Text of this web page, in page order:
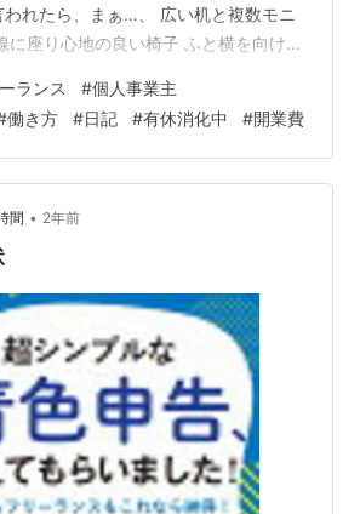
れたら、まぁ…、 広い机と複数モニ
に座り心地の良い椅子 ふと横を向けば
境を持たずに在宅勤務している中高
す。その年齢は在宅勤務という概念
つなどして、設備の変更が難しかっ
業環境を一新するのに最適なきっかけ
ィス品質に変身。満足価格で買った
を一新するのに…
ランス #個人事業主
働き方 #日記 #有休消化中 #開業費
間 • 2年前